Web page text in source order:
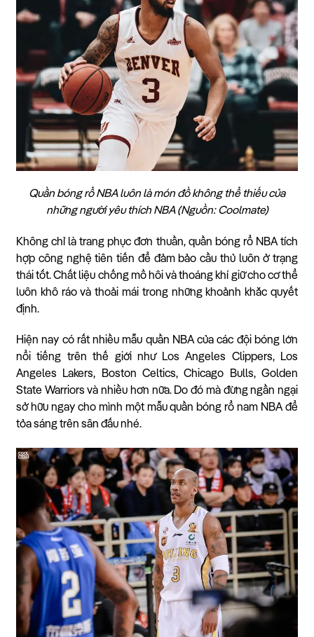
Quần bóng rổ NBA luôn là món đồ không thể thiếu của
những người yêu thích NBA (Nguồn: Coolmate)
Không chỉ là trang phục đơn thuần, quần bóng rổ NBA tích
hợp công nghệ tiên tiến để đảm bảo cầu thủ luôn ở trạng
thái tốt. Chất liệu chống mồ hôi và thoáng khí giữ cho cơ thể
luôn khô ráo và thoải mái trong những khoảnh khắc quyết
định.
Hiện nay có rất nhiều mẫu quần NBA của các đội bóng lớn
nổi tiếng trên thế giới như Los Angeles Clippers, Los
Angeles Lakers, Boston Celtics, Chicago Bulls, Golden
State Warriors và nhiều hơn nữa. Do đó mà đừng ngần ngại
sở hữu ngay cho mình một mẫu quần bóng rổ nam NBA để
tỏa sáng trên sân đấu nhé.